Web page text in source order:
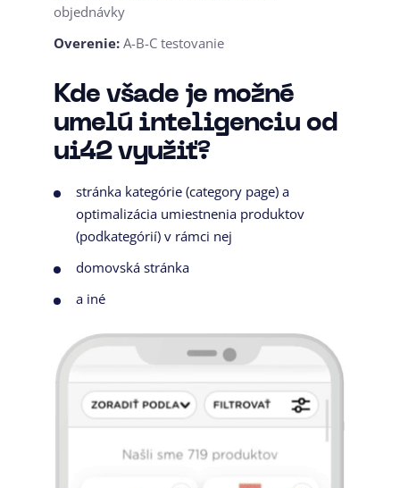
objednávky
Overenie: A-B-C testovanie
Kde všade je možné
umelú inteligenciu od
ui42 využiť?
stránka kategórie (category page) a
optimalizácia umiestnenia produktov
(podkategórií) v rámci nej
domovská stránka
a iné